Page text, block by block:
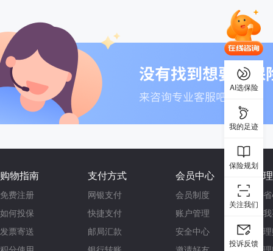
购物指南
免费注册
如何投保
发票寄送
支付方式
网银支付
快捷支付
邮局汇款
会员中心
会员制度
账户管理
安全中心
AI选保险
我的足迹
保险规划
关注我们
投诉反馈